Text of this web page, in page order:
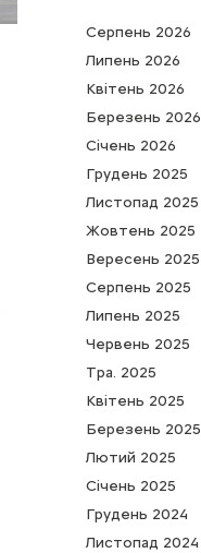
Серпень 2026
Липень 2026
Квітень 2026
Березень 2026
Cічень 2026
Грудень 2025
Листопад 2025
Жовтень 2025
Вересень 2025
Серпень 2025
Липень 2025
Червень 2025
Тра. 2025
Квітень 2025
Березень 2025
Лютий 2025
Cічень 2025
Грудень 2024
Листопад 2024